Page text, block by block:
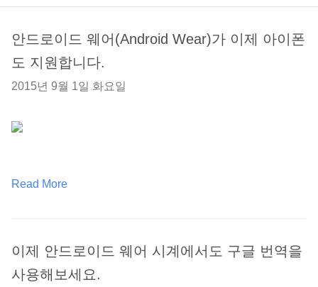
안드로이드 웨어(Android Wear)가 이제 아이폰
도 지원합니다.
2015년 9월 1일 화요일
Read More
이제 안드로이드 웨어 시계에서도 구글 번역을
사용해보세요.